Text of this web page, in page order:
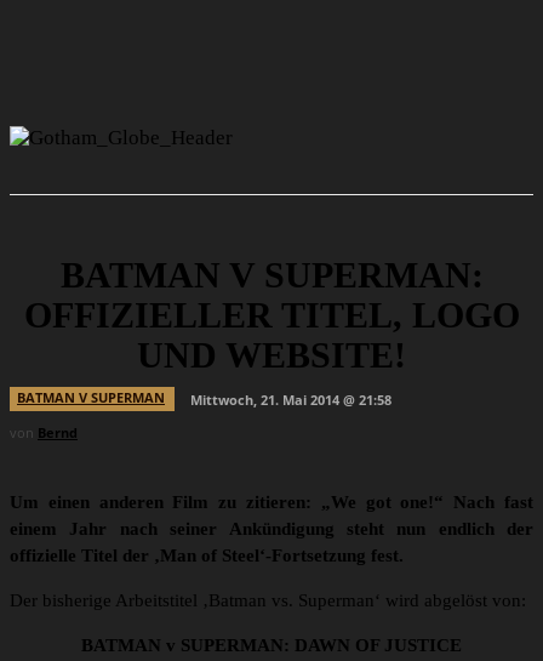
BATMAN V SUPERMAN:
OFFIZIELLER TITEL, LOGO
UND WEBSITE!
BATMAN V SUPERMAN
Mittwoch, 21. Mai 2014 @ 21:58
von Bernd
Um einen anderen Film zu zitieren: „We got one!“ Nach fast
einem Jahr nach seiner Ankündigung steht nun endlich der
offizielle Titel der ‚Man of Steel‘-Fortsetzung fest.
Der bisherige Arbeitstitel ‚Batman vs. Superman‘ wird abgelöst von:
BATMAN v SUPERMAN: DAWN OF JUSTICE